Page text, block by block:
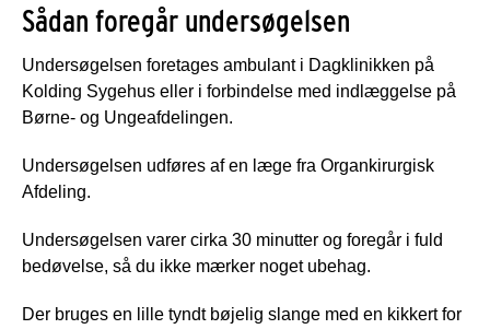
Sådan foregår undersøgelsen
Undersøgelsen foretages ambulant i Dagklinikken på
Kolding Sygehus eller i forbindelse med indlæggelse på
Børne- og Ungeafdelingen.
Undersøgelsen udføres af en læge fra Organkirurgisk
Afdeling.
Undersøgelsen varer cirka 30 minutter og foregår i fuld
bedøvelse, så du ikke mærker noget ubehag.
Der bruges en lille tyndt bøjelig slange med en kikkert for